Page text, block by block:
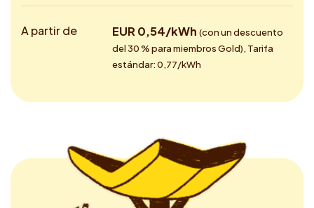
A partir de EUR 0,54/kWh (con un descuento
del 30 % para miembros Gold), Tarifa
estándar: 0,77/kWh